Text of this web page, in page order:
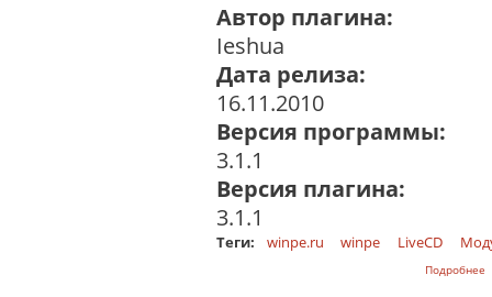
Автор плагина:
Ieshua
Дата релиза:
16.11.2010
Версия программы:
3.1.1
Версия плагина:
3.1.1
Теги: winpe.ru winpe LiveCD
Подробнее